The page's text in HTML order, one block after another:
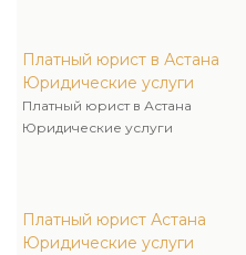
Платный юрист в Астана
Юридические услуги
Платный юрист в Астана
Юридические услуги
Платный юрист Астана
Юридические услуги